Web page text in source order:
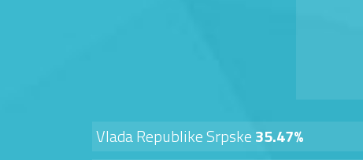
Vlada Republike Srpske35.47%